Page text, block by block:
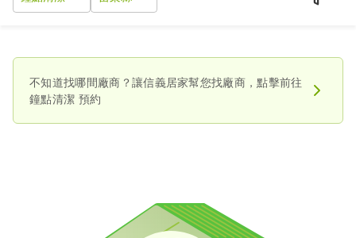
不知道找哪間廠商？讓信義居家幫您找廠商，點擊前往
鐘點清潔 預約